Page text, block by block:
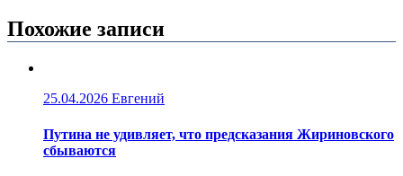
Похожие записи
25.04.2026 Евгений
Путина не удивляет, что предсказания Жириновского
сбываются